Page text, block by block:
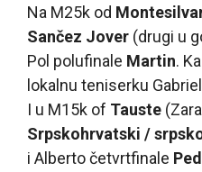
Na M25k od
Sančez Jover (drugi u
Pol polufinale Martin.
lokalnu teniserku
I u M15k of Tauste
Srpskohrvatski /
i Alberto četvrtfinale